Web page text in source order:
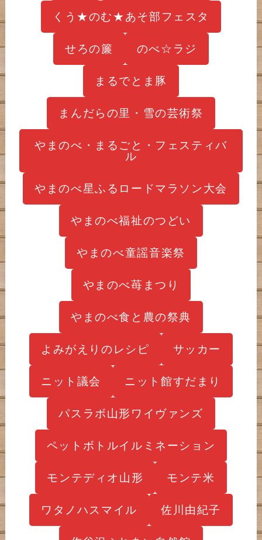
くう★のむ★あそ部フェスタ
せろの簾 のべ☆ラジ
まるでとま豚
まんだらの里・雪の芸術祭
やまのべ・まるごと・フェスティバ
ル
やまのべ星ふるロードマラソン大会
やまのべ福祉のつどい
やまのべ童謡音楽祭
やまのべ苺まつり
やまのべ食と農の祭典
よみがえりのレシピ サッカー
ニット議会 ニット館すだまり
パスラボ山形ワイヴァンズ
ペットボトルイルミネーション
モンテディオ山形 モンテ米
ワタノハスマイル 佐川由紀子